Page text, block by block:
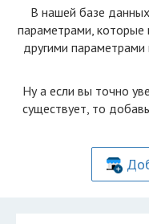
В нашей базе
параметрами, которые
другими
Ну а если вы точно
существует, то